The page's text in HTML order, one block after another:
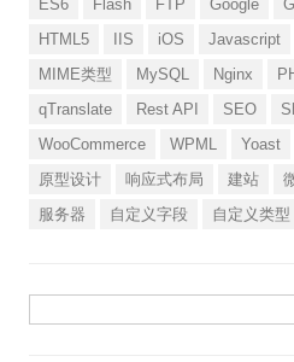
ES6 Flash FTP Google
HTML5
IIS iOS Javascript
MIME类型
MySQL Nginx
qTranslate
Rest API SEO
WooCommerce
WPML Yoast
原型设计
响应式布局 建站
服务器
自定义字段 自定义类型